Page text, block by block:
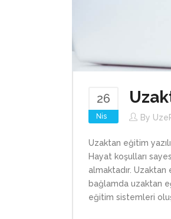
26
Nis By
Uzaktan eğitim
Hayat koşulları
almaktadır.
bağlamda uzaktan
eğitim sistemleri